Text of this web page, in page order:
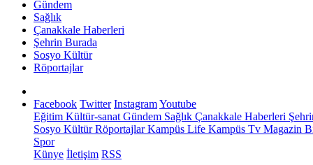
Gündem
Sağlık
Çanakkale Haberleri
Şehrin Burada
Sosyo Kültür
Röportajlar
Facebook Twitter InstagramYoutube
Eğitim Kültür-sanat Gündem Sağlık Çanakkale Haberleri
Sosyo KültürRöportajlarKampüs Life Kampüs Tv Magazin
Spor
Künye İletişim RSS